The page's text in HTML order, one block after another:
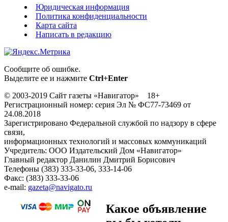
Юридическая информация
Политика конфиденциальности
Карта сайта
Написать в редакцию
Сообщите об ошибке.
Выделите ее и нажмите Ctrl+Enter
© 2003-2019 Сайт газеты «Навигатор» 18+
Регистрационный номер: серия Эл № ФС77-73469 от
24.08.2018
Зарегистрировано Федеральной службой по надзору в сфере
связи,
информационных технологий и массовых коммуникаций
Учредитель: ООО Издательский Дом «Навигатор»
Главный редактор Данилин Дмитрий Борисович
Телефоны (383) 333-33-06, 333-14-06
Факс: (383) 333-33-06
e-mail: gazeta@navigato.ru
Какое объявление